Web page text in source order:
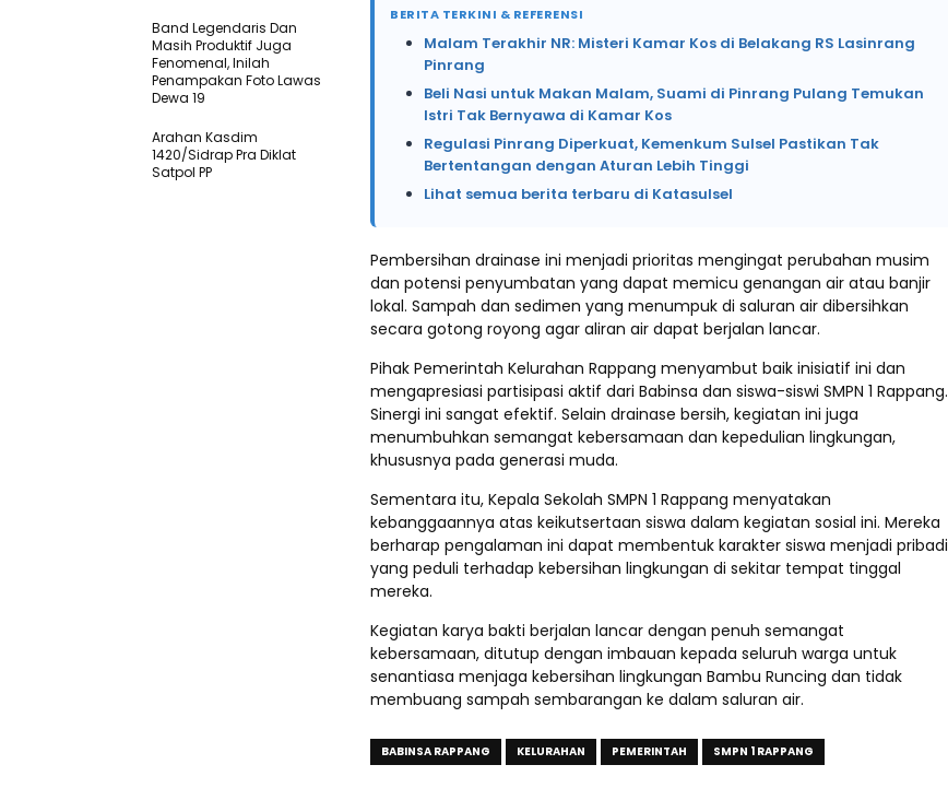
BERITA TERKINI & REFERENSI
Malam Terakhir NR: Misteri Kamar Kos di Belakang RS Lasinrang
Pinrang
Beli Nasi untuk Makan Malam, Suami di Pinrang Pulang Temukan
Istri Tak Bernyawa di Kamar Kos
Regulasi Pinrang Diperkuat, Kemenkum Sulsel Pastikan Tak
Bertentangan dengan Aturan Lebih Tinggi
Lihat semua berita terbaru di Katasulsel
​Pembersihan drainase ini menjadi prioritas mengingat perubahan musim
dan potensi penyumbatan yang dapat memicu genangan air atau banjir
lokal. Sampah dan sedimen yang menumpuk di saluran air dibersihkan
secara gotong royong agar aliran air dapat berjalan lancar.
​Pihak Pemerintah Kelurahan Rappang menyambut baik inisiatif ini dan
mengapresiasi partisipasi aktif dari Babinsa dan siswa-siswi SMPN 1 Rappang.
Sinergi ini sangat efektif. Selain drainase bersih, kegiatan ini juga
menumbuhkan semangat kebersamaan dan kepedulian lingkungan,
khususnya pada generasi muda.
​Sementara itu, Kepala Sekolah SMPN 1 Rappang menyatakan
kebanggaannya atas keikutsertaan siswa dalam kegiatan sosial ini. Mereka
berharap pengalaman ini dapat membentuk karakter siswa menjadi pribadi
yang peduli terhadap kebersihan lingkungan di sekitar tempat tinggal
mereka.
​Kegiatan karya bakti berjalan lancar dengan penuh semangat
kebersamaan, ditutup dengan imbauan kepada seluruh warga untuk
senantiasa menjaga kebersihan lingkungan Bambu Runcing dan tidak
membuang sampah sembarangan ke dalam saluran air.
BABINSA RAPPANG KELURAHAN PEMERINTAH SMPN 1 RAPPANG
Band Legendaris Dan
Masih Produktif Juga
Fenomenal, Inilah
Penampakan Foto Lawas
Dewa 19
Arahan Kasdim
1420/Sidrap Pra Diklat
Satpol PP